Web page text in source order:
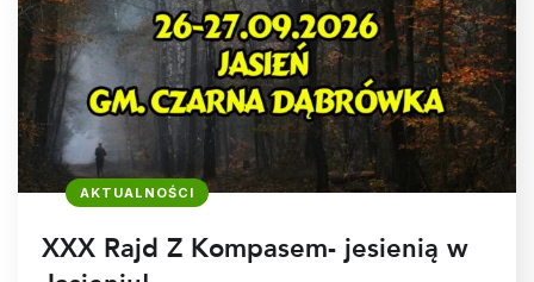
AKTUALNOŚCI
XXX Rajd Z Kompasem- jesienią w